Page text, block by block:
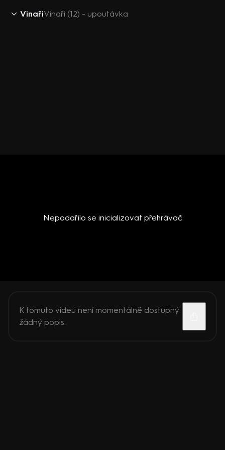
VinařiVinaři (12) - upoutávka
Nepodařilo se inicializovat přehrávač
K tomuto videu není momentálně dostupný
žádný popis.